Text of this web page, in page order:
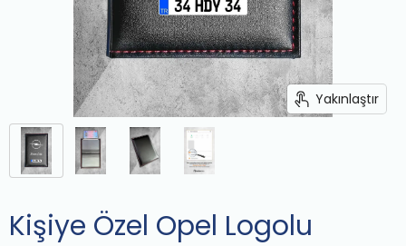
Yakınlaştır
Kişiye Özel Opel Logolu